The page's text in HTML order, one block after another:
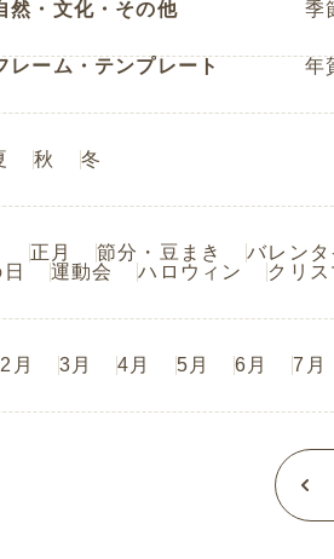
然・文化・その他 季
レーム・テンプレート 年
秋 冬
正月 節分・豆まき バレン
運動会 ハロウィン クリス
2月 3月 4月 5月 6月 7月